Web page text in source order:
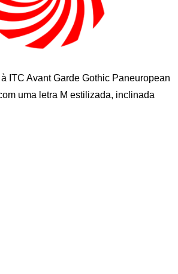
ITC Avant Garde Gothic Paneuropean
uma letra M estilizada, inclinada